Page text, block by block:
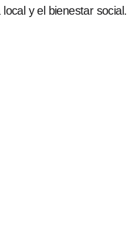
y el bienestar social.